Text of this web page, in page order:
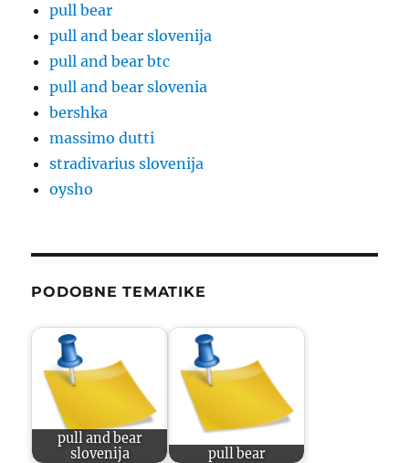
pull bear
pull and bear slovenija
pull and bear btc
pull and bear slovenia
bershka
massimo dutti
stradivarius slovenija
oysho
PODOBNE TEMATIKE
pull and bear
slovenija
pull bear